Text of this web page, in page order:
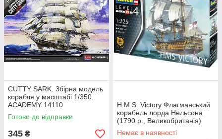
CUTTY SARK. Збірна модель
корабля у масштабі 1/350.
ACADEMY 14110
Готово до відправки
345 ₴
H.M.S. Victory Флагманський
корабель лорда Нельсона
(1790 р., Великобританія)
1/225. REVELL 05408
Немає в наявності